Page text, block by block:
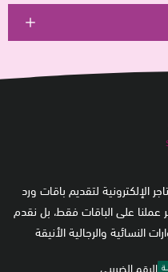
الإلكترونية لتقديم باقات ورد
على الباقات فقط، بل نقدم
والرجالية الأنيقة